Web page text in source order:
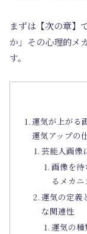
まずは【次の章】
か」その心理的メ
す。
運気が上がる
運気アップの
芸能人画像
画像を
るメカニ
運気の定義
な関連性
運気の